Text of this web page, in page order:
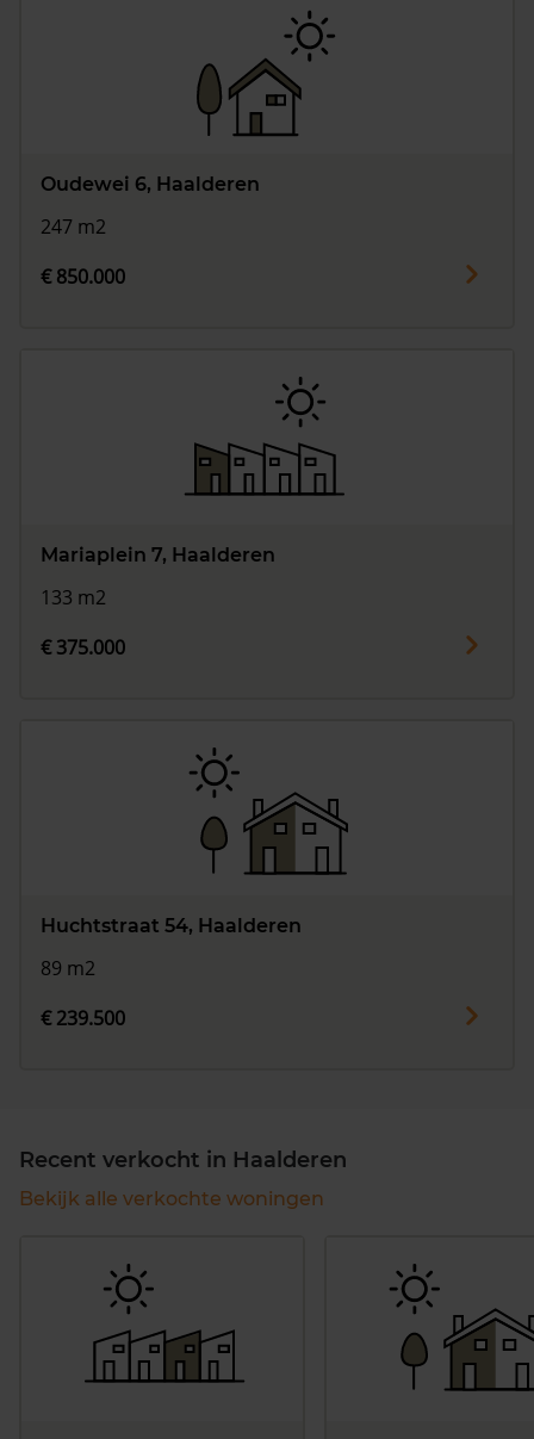
Oudewei 6, Haalderen
247 m2
€ 850.000
Mariaplein 7, Haalderen
133 m2
€ 375.000
Huchtstraat 54, Haalderen
89 m2
€ 239.500
Recent verkocht in Haalderen
Bekijk alle verkochte woningen